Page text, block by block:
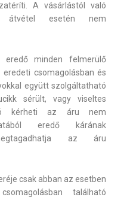
A vásárlástól való
átvétel esetén nem
minden felmerülő
csomagolásban és
együtt szolgáltatható
sérült, vagy viseltes
kérheti az áru nem
eredő kárának
az áru
csak abban az esetben
található